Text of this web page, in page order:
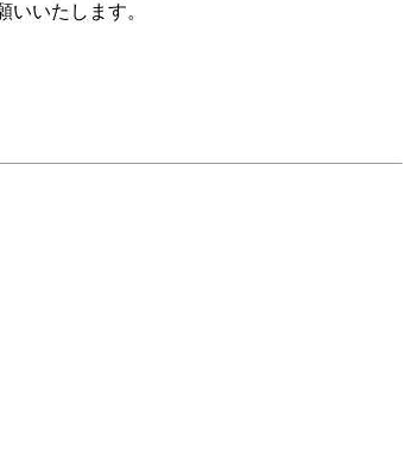
いたします。